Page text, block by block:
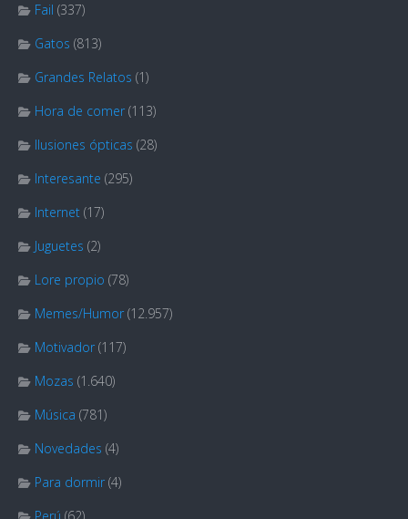
Fail (337)
Gatos (813)
Grandes Relatos (1)
Hora de comer (113)
Ilusiones ópticas (28)
Interesante (295)
Internet (17)
Juguetes (2)
Lore propio (78)
Memes/Humor (12.957)
Motivador (117)
Mozas (1.640)
Música (781)
Novedades (4)
Para dormir (4)